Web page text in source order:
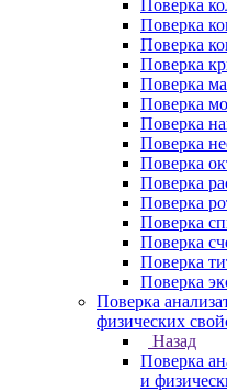
Поверка
Поверка
Поверка
Поверка
Поверка
Поверка
Поверка
Поверка
Поверка
Поверка
Поверка
Поверка
Поверка
Поверка
Поверка
Поверка
физических
Назад
Поверка
и